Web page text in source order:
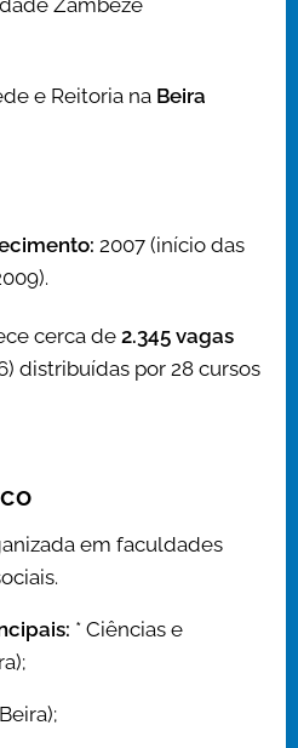
Zambeze
e Reitoria na Beira
2007 (início das
cerca de 2.345 vagas
distribuídas por 28 cursos
em faculdades
* Ciências e